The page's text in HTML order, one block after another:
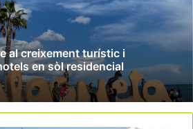
al creixement turístic i
en sòl residencial